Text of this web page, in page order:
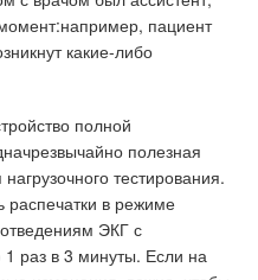
пациент
какие-либо
полной
полезная
тестирования.
распечатки в режиме
ЭКГ с
раз в 3 минуты. Если на